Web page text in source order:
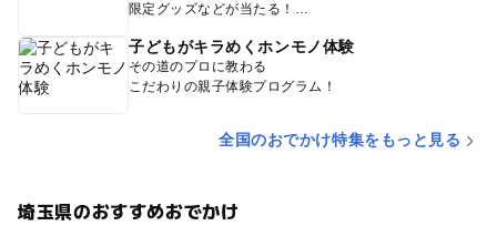
限定グッズなどが当たる！
子どもがキラめくホンモノ体験
その道のプロに教わる
こだわりの親子体験プログラム！
全国のおでかけ特集をもっと見る
埼玉県のおすすめおでかけ